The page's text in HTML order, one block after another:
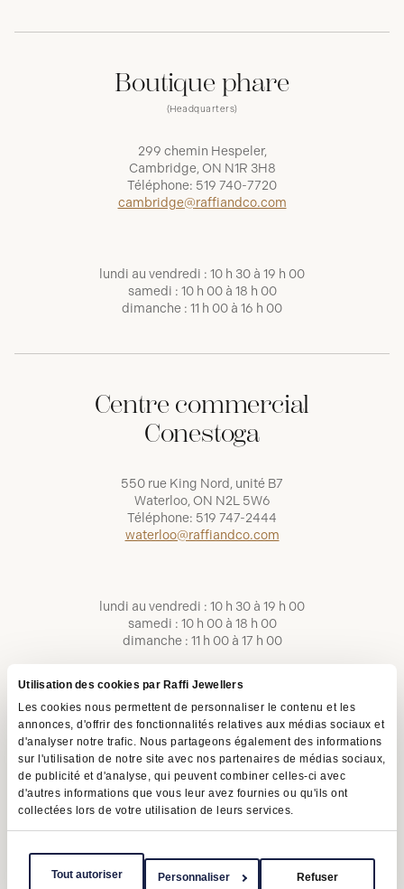
Utilisation des cookies par Raffi Jewellers
Les cookies nous permettent de personnaliser le contenu et les
annonces, d'offrir des fonctionnalités relatives aux médias sociaux et
d'analyser notre trafic. Nous partageons également des informations
sur l'utilisation de notre site avec nos partenaires de médias sociaux,
de publicité et d'analyse, qui peuvent combiner celles-ci avec
d'autres informations que vous leur avez fournies ou qu'ils ont
collectées lors de votre utilisation de leurs services.
Tout autoriser Personnaliser Refuser
Boutique phare
(Headquarters)
299 chemin Hespeler,
Cambridge, ON N1R 3H8
Téléphone: 519 740-7720
cambridge@raffiandco.com
lundi au vendredi : 10 h 30 à 19 h 00
samedi : 10 h 00 à 18 h 00
dimanche : 11 h 00 à 16 h 00
Centre commercial
Conestoga
550 rue King Nord, unité B7
Waterloo, ON N2L 5W6
Téléphone: 519 747-2444
waterloo@raffiandco.com
lundi au vendredi : 10 h 30 à 19 h 00
samedi : 10 h 00 à 18 h 00
dimanche : 11 h 00 à 17 h 00
Conditions d'utilisation Politique de confidentialité
LAPHO
Copyright © 2026 | Raffi Jewellers Inc., tous droits réservés.